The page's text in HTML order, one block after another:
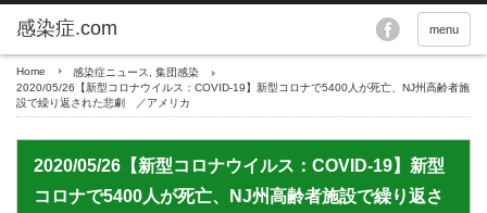
menu
Home 感染症ニュース
集団感染
2020/05/26【新型コロナウイルス：COVID-19】新型コロナで5400人が死亡、NJ州高齢者施
設で繰り返された悲劇 ／アメリカ
2020/05/26【新型コロナウイルス：COVID-19】新型
コロナで5400人が死亡、NJ州高齢者施設で繰り返さ